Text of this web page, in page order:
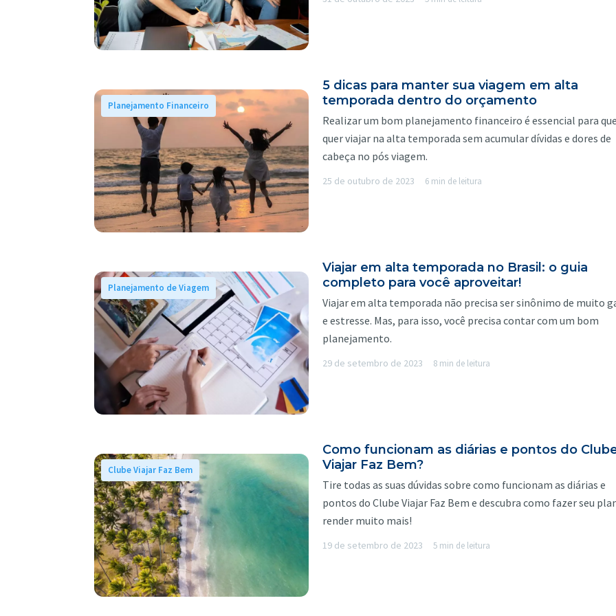
Planejamento Financeiro
5 dicas para manter sua viagem em alta
temporada dentro do orçamento
25 de outubro de 2023 6 min de leitura
Realizar um bom planejamento financeiro é essencial para
quer viajar na alta temporada sem acumular dívidas e dores de
cabeça no pós viagem.
Planejamento de Viagem
Viajar em alta temporada no Brasil: o guia
completo para você aproveitar!
29 de setembro de 2023 8 min de leitura
Viajar em alta temporada não precisa ser sinônimo de muito
e estresse. Mas, para isso, você precisa contar com um bom
planejamento.
Clube Viajar Faz Bem
Como funcionam as diárias e pontos do
Viajar Faz Bem?
19 de setembro de 2023 5 min de leitura
Tire todas as suas dúvidas sobre como funcionam as diárias e
pontos do Clube Viajar Faz Bem e descubra como fazer seu
render muito mais!